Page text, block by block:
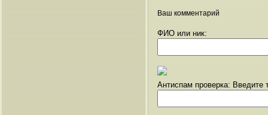
Ваш комментарий
ФИО или ник:
Антиспам проверка: Введите